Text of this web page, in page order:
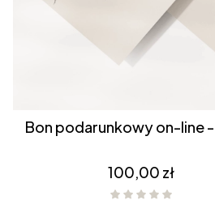
Bon podarunkowy on-line -
Cena
100,00 zł